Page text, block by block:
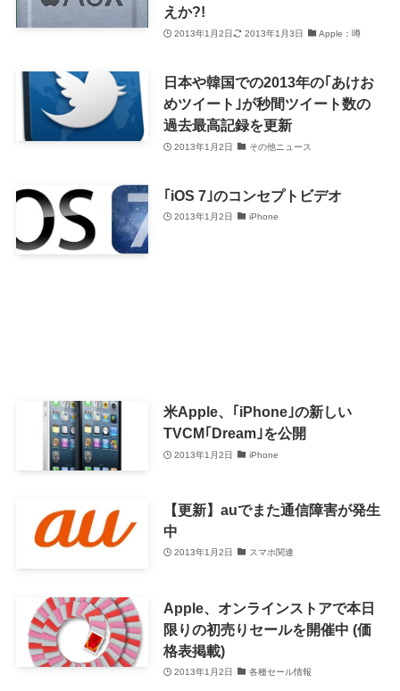
えか?!
2013年1月2日 2013年1月3日 Apple：噂
日本や韓国での2013年の｢あけお
めツイート｣が秒間ツイート数の
過去最高記録を更新
2013年1月2日 その他ニュース
｢iOS 7｣のコンセプトビデオ
2013年1月2日 iPhone
米Apple、｢iPhone｣の新しい
TVCM｢Dream｣を公開
2013年1月2日 iPhone
【更新】auでまた通信障害が発生
中
2013年1月2日 スマホ関連
Apple、オンラインストアで本日
限りの初売りセールを開催中 (価
格表掲載)
2013年1月2日 各種セール情報